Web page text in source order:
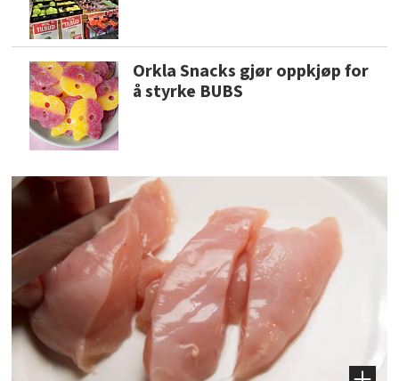
Orkla Snacks gjør oppkjøp for
å styrke BUBS